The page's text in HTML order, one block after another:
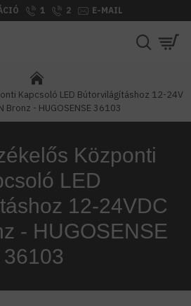
1 2 E-MAIL
Kapcsoló LED Bútorvilágításhoz 12-24V
Bronz - HUGOSENSE 36103
Központi
LED
12-24VDC
- HUGOSENSE
36103